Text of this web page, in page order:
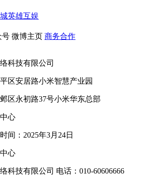
英雄互娱
号 微博主页 商务合作
科技有限公司
区安居路小米智慧产业园
区永初路37号小米华东总部
心
间：2025年3月24日
心
科技有限公司 电话：010-60606666